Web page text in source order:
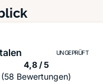
UNGEPRÜFT
4,8 / 5Sternen
(58 Bewertungen)